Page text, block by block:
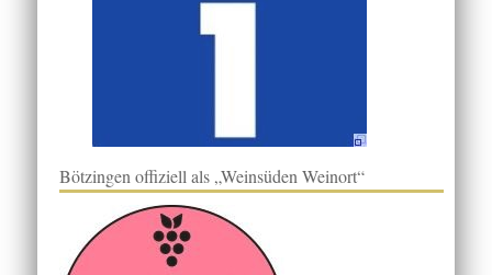
Bötzingen offiziell als „Weinsüden Weinort“